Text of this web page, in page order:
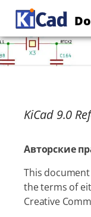
KiCad 9.0
Авторские
This
the terms of
Creative